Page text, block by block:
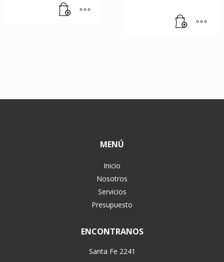
MENÚ
Inicio
Nosotros
Servicios
Presupuesto
ENCONTRANOS
Santa Fe 2241